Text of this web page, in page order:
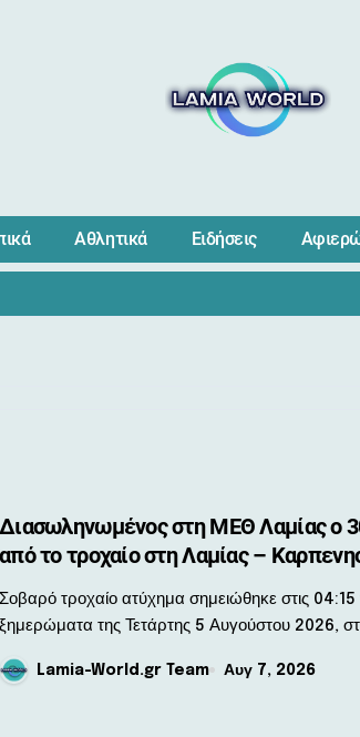
Αθλητικά Ειδήσεις
Διασωληνωμένος στη ΜΕΘ Λαμίας ο
από το τροχαίο στη Λαμίας –
Σοβαρό τροχαίο ατύχημα σημειώθηκε στις 04:15 τα
ξημερώματα της Τετάρτης 5 Αυγούστου 2026,
Lamia-World.gr Team Αυγ 7, 2026